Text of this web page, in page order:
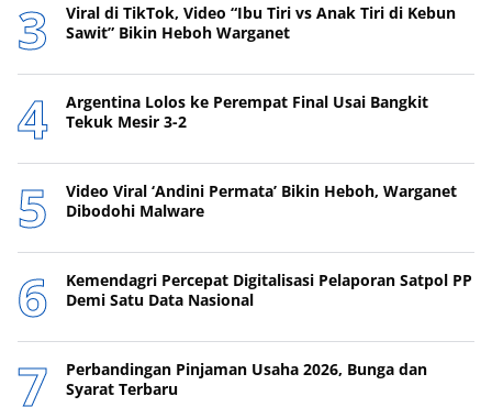
Viral di TikTok, Video “Ibu Tiri vs Anak Tiri di Kebun
Sawit” Bikin Heboh Warganet
Argentina Lolos ke Perempat Final Usai Bangkit
Tekuk Mesir 3-2
Video Viral ‘Andini Permata’ Bikin Heboh, Warganet
Dibodohi Malware
Kemendagri Percepat Digitalisasi Pelaporan Satpol PP
Demi Satu Data Nasional
Perbandingan Pinjaman Usaha 2026, Bunga dan
Syarat Terbaru